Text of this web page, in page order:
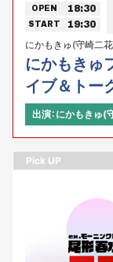
OPEN 18:30
START 19:30
にかもきゅ(守崎二
ント緊急決定！
にかもきゅ
イブ＆トー
出演：にかもきゅ(
Pick UP